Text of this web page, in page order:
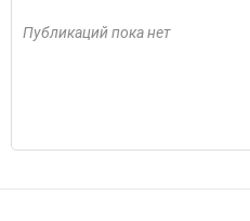
Публикаций пока нет